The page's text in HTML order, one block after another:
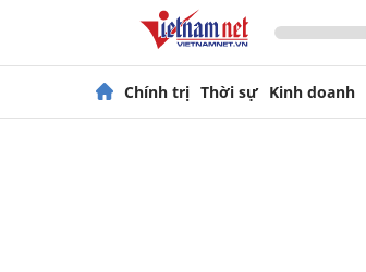
Chính trị Thời sự Kinh doanh